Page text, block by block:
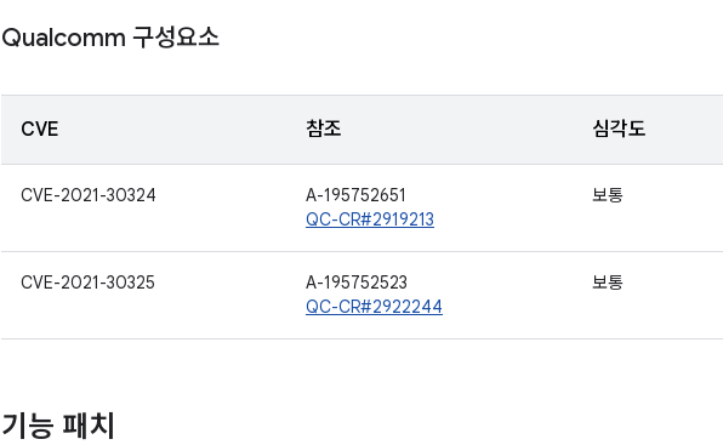
Qualcomm 구성요소
CVE 참조 심각도
CVE-2021-30324
A-195752651
QC-CR#2919213
보통
CVE-2021-30325
A-195752523
QC-CR#2922244
보통
기능 패치